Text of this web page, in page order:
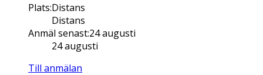
Plats:Distans
Distans
Anmäl senast:24 augusti
24 augusti
Till anmälan